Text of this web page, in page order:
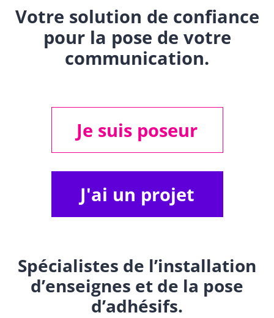
Votre solution de confiance
pour la pose de votre
communication.
Je suis poseur
J'ai un projet
Spécialistes de l’installation
d’enseignes et de la pose
d’adhésifs.